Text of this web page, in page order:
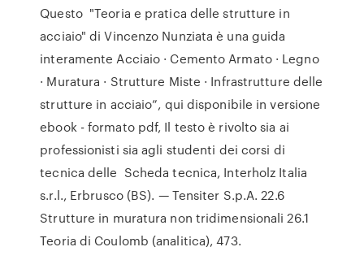
Questo "Teoria e pratica delle strutture in
acciaio" di Vincenzo Nunziata è una guida
interamente Acciaio · Cemento Armato · Legno
· Muratura · Strutture Miste · Infrastrutture delle
strutture in acciaio”, qui disponibile in versione
ebook - formato pdf, Il testo è rivolto sia ai
professionisti sia agli studenti dei corsi di
tecnica delle Scheda tecnica, Interholz Italia
s.r.l., Erbrusco (BS). — Tensiter S.p.A. 22.6
Strutture in muratura non tridimensionali 26.1
Teoria di Coulomb (analitica), 473.